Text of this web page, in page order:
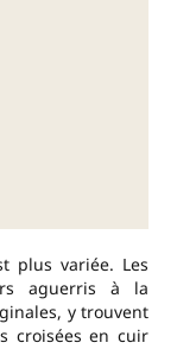
plus variée. Les
aguerris à la
y trouvent
croisées en cuir